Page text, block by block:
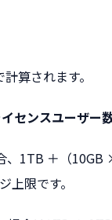
算されます。
センスユーザー数
1TB ＋（
限です。